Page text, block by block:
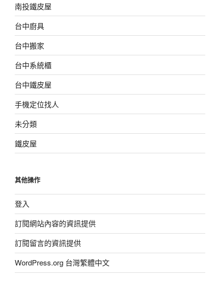
南投鐵皮屋
台中廚具
台中搬家
台中系統櫃
台中鐵皮屋
手機定位找人
未分類
鐵皮屋
其他操作
登入
訂閱網站內容的資訊提供
訂閱留言的資訊提供
WordPress.org 台灣繁體中文